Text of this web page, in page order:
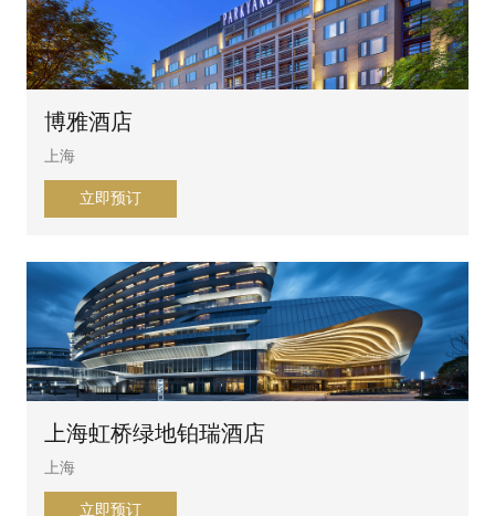
博雅酒店
上海
立即预订
上海虹桥绿地铂瑞酒店
上海
立即预订